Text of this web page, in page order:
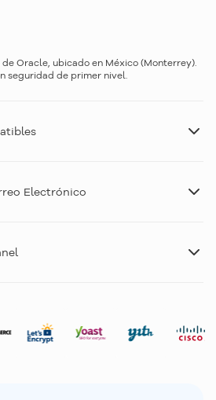
Oracle, ubicado en México (Monterrey).
seguridad de primer nivel.
Electrónico